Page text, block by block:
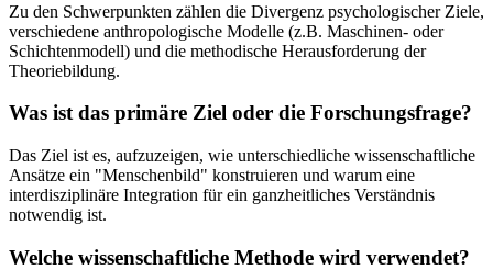
Zu den Schwerpunkten zählen die Divergenz psychologischer Ziele,
verschiedene anthropologische Modelle (z.B. Maschinen- oder
Schichtenmodell) und die methodische Herausforderung der
Theoriebildung.
Was ist das primäre Ziel oder die Forschungsfrage?
Das Ziel ist es, aufzuzeigen, wie unterschiedliche wissenschaftliche
Ansätze ein "Menschenbild" konstruieren und warum eine
interdisziplinäre Integration für ein ganzheitliches Verständnis
notwendig ist.
Welche wissenschaftliche Methode wird verwendet?